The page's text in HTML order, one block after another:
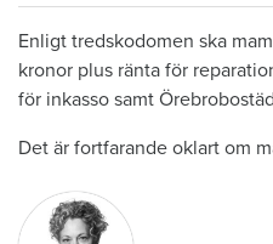
Enligt tredskodomen ska
kronor plus ränta för
för inkasso samt
Det är fortfarande oklart om